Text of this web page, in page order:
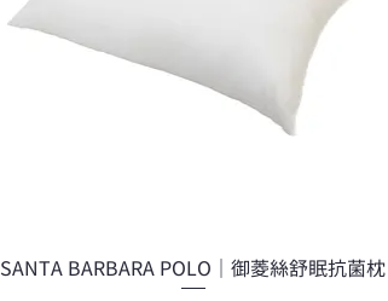
SANTA BARBARA POLO｜御菱絲舒眠抗菌枕